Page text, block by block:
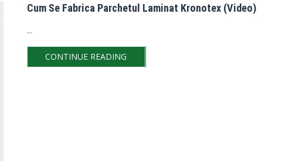
Cum Se Fabrica Parchetul Laminat Kronotex (video)
...
CONTINUE READING